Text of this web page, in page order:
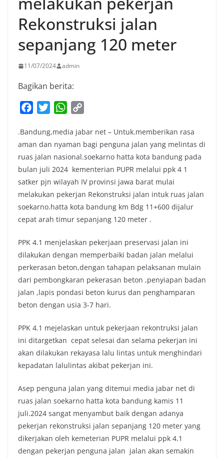
Rekonstruksi jalan
sepanjang 120 meter
11/07/2024 admin
Bagikan berita:
c
e
b
o
o
k
i
t
t
e
r
W
a
t
s
A
p
p
p
y
L
i
n
k
.Bandung,media jabar net – Untuk.memberikan rasa
aman dan nyaman bagi penguna jalan yang melintas di
ruas jalan nasional.soekarno hatta kota bandung pada
bulan juli 2024 kementerian PUPR melalui ppk 4 1
satker pjn wilayah IV provinsi jawa barat mulai
melakukan pekerjan Rekonstruksi jalan intuk ruas jalan
soekarno.hatta kota bandung km Bdg 11+600 dijalur
cepat arah timur sepanjang 120 meter .
PPK 4.1 menjelaskan pekerjaan preservasi jalan ini
dilakukan dengan memperbaiki badan jalan melalui
perkerasan beton,dengan tahapan pelaksanan mulain
dari pembongkaran pekerasan beton ,penyiapan badan
jalan ,lapis pondasi beton kurus dan penghamparan
beton dengan usia 3-7 hari.
PPK 4.1 mejelaskan untuk pekerjaan rekontruksi jalan
ini ditargetkan cepat selesai dan selama pekerjan ini
akan dilakukan rekayasa lalu lintas untuk menghindari
kepadatan lalulintas akibat pekerjan ini.
Asep penguna jalan yang ditemui media jabar net di
ruas jalan soekarno hatta kota bandung kamis 11
juli.2024 sangat menyambut baik dengan adanya
pekerjan rekonstruksi jalan sepanjang 120 meter yang
dikerjakan oleh kemeterian PUPR melalui ppk 4.1
dengan pekerjan penguna jalan jalan akan semakin